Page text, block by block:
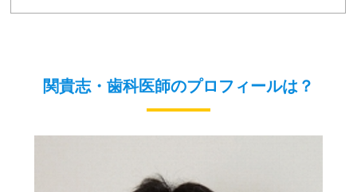
関貴志・歯科医師のプロフィールは？